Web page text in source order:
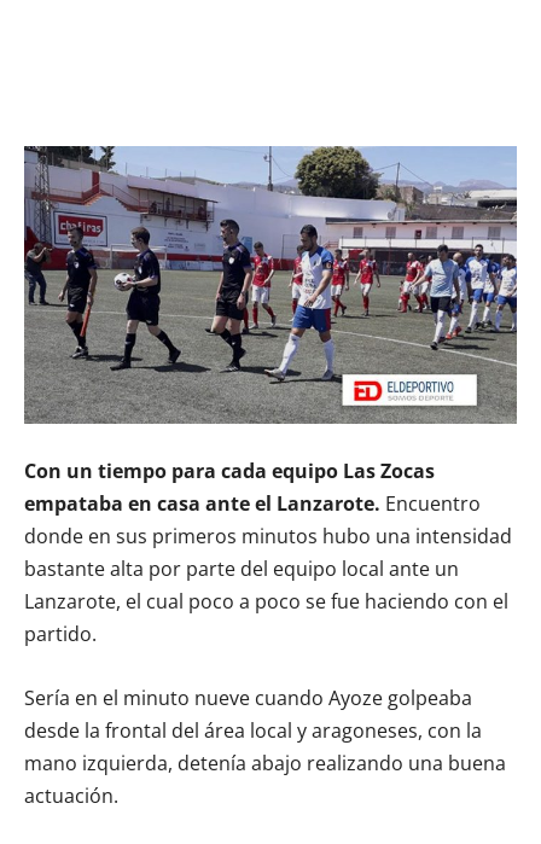
Con un tiempo para cada equipo Las Zocas
empataba en casa ante el Lanzarote. Encuentro
donde en sus primeros minutos hubo una intensidad
bastante alta por parte del equipo local ante un
Lanzarote, el cual poco a poco se fue haciendo con el
partido.
Sería en el minuto nueve cuando Ayoze golpeaba
desde la frontal del área local y aragoneses, con la
mano izquierda, detenía abajo realizando una buena
actuación.